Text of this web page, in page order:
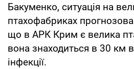
Бакуменко, ситуація на
птахофабриках
що в АРК Крим є велика
вона знаходиться в 30 км
інфекції.